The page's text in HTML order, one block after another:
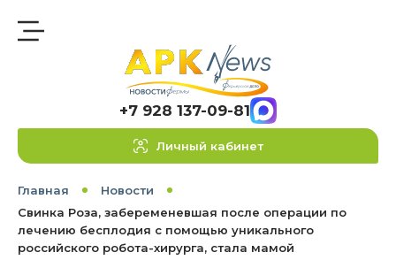
+7 928 137-09-81
Личный кабинет
Главная
Новости
Свинка Роза, забеременевшая после операции по
лечению бесплодия с помощью уникального
российского робота-хирурга, стала мамой